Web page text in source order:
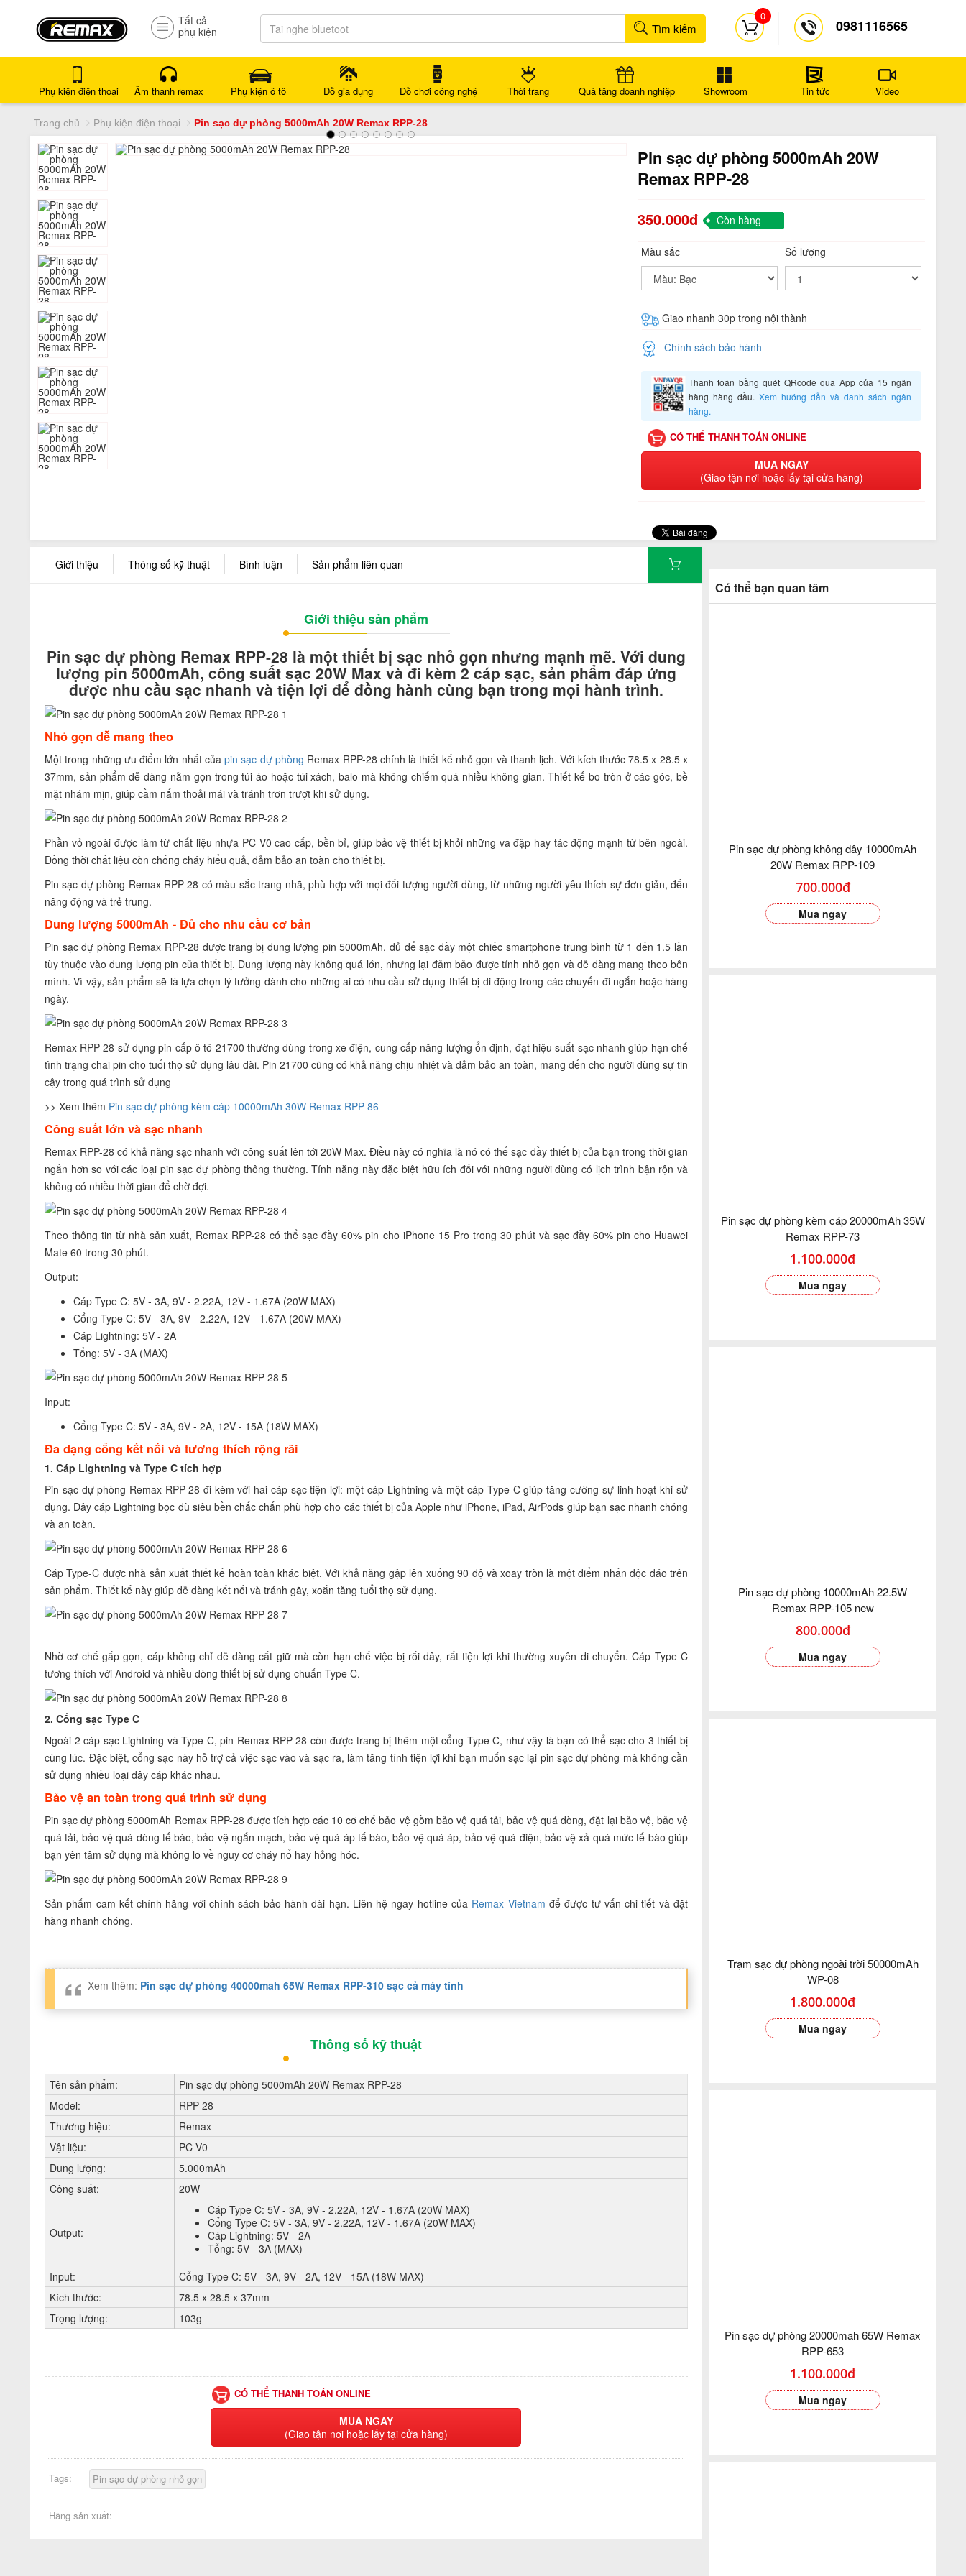
Tất cả
phụ kiện
Tìm kiếm
0
0981116565
Phụ kiện điện thoại Âm thanh remax Phụ kiện ô tô Đồ gia dụng Đồ chơi công nghệ Thời trang Quà tặng doanh nghiệp Showroom Tin tức Video
Liên hệ
Trang chủ Phụ kiện điện thoại Pin sạc dự phòng 5000mAh 20W Remax RPP-28
Pin sạc dự phòng 5000mAh 20W
Remax RPP-28
350.000đ Còn hàng
Màu sắc Số lượng
Giao nhanh 30p trong nội thành
Chính sách bảo hành
Thanh toán bằng quét QRcode qua App của 15 ngân
hàng hàng đầu. Xem hướng dẫn và danh sách ngân
hàng.
CÓ THỂ THANH TOÁN ONLINE
MUA NGAY
(Giao tận nơi hoặc lấy tại cửa hàng)
Giới thiệu Thông số kỹ thuật Bình luận Sản phẩm liên quan
Giới thiệu sản phẩm
Pin sạc dự phòng Remax RPP-28 là một thiết bị sạc nhỏ gọn nhưng mạnh mẽ. Với dung
lượng pin 5000mAh, công suất sạc 20W Max và đi kèm 2 cáp sạc, sản phẩm đáp ứng
được nhu cầu sạc nhanh và tiện lợi để đồng hành cùng bạn trong mọi hành trình.
Nhỏ gọn dễ mang theo
Một trong những ưu điểm lớn nhất củapin sạc dự phòng Remax RPP-28 chính là thiết kế nhỏ gọn và thanh lịch. Với kích thước 78.5 x 28.5 x
37mm, sản phẩm dễ dàng nằm gọn trong túi áo hoặc túi xách, balo mà không chiếm quá nhiều không gian. Thiết kế bo tròn ở các góc, bề
mặt nhám mịn, giúp cầm nắm thoải mái và tránh trơn trượt khi sử dụng.
Phần vỏ ngoài được làm từ chất liệu nhựa PC V0 cao cấp, bền bỉ, giúp bảo vệ thiết bị khỏi những va đập hay tác động mạnh từ bên ngoài.
Đồng thời chất liệu còn chống cháy hiểu quả, đảm bảo an toàn cho thiết bị.
Pin sạc dự phòng Remax RPP-28 có màu sắc trang nhã, phù hợp với mọi đối tượng người dùng, từ những người yêu thích sự đơn giản, đến
năng động và trẻ trung.
Dung lượng 5000mAh - Đủ cho nhu cầu cơ bản
Pin sạc dự phòng Remax RPP-28 được trang bị dung lượng pin 5000mAh, đủ để sạc đầy một chiếc smartphone trung bình từ 1 đến 1.5 lần
tùy thuộc vào dung lượng pin của thiết bị. Dung lượng này không quá lớn, nhưng lại đảm bảo được tính nhỏ gọn và dễ dàng mang theo bên
mình. Vì vậy, sản phẩm sẽ là lựa chọn lý tưởng dành cho những ai có nhu cầu sử dụng thiết bị di động trong các chuyến đi ngắn hoặc hàng
ngày.
Remax RPP-28 sử dụng pin cấp ô tô 21700 thường dùng trong xe điện, cung cấp năng lượng ổn định, đạt hiệu suất sạc nhanh giúp hạn chế
tình trạng chai pin cho tuổi thọ sử dụng lâu dài. Pin 21700 cũng có khả năng chịu nhiệt và đảm bảo an toàn, mang đến cho người dùng sự tin
cậy trong quá trình sử dụng
>> Xem thêm Pin sạc dự phòng kèm cáp 10000mAh 30W Remax RPP-86
Công suất lớn và sạc nhanh
Remax RPP-28 có khả năng sạc nhanh với công suất lên tới 20W Max. Điều này có nghĩa là nó có thể sạc đầy thiết bị của bạn trong thời gian
ngắn hơn so với các loại pin sạc dự phòng thông thường. Tính năng này đặc biệt hữu ích đối với những người dùng có lịch trình bận rộn và
không có nhiều thời gian để chờ đợi.
Theo thông tin từ nhà sản xuất, Remax RPP-28 có thể sạc đầy 60% pin cho iPhone 15 Pro trong 30 phút và sạc đầy 60% pin cho Huawei
Mate 60 trong 30 phút.
Output:
Cáp Type C: 5V - 3A, 9V - 2.22A, 12V - 1.67A (20W MAX)
Cổng Type C: 5V - 3A, 9V - 2.22A, 12V - 1.67A (20W MAX)
Cáp Lightning: 5V - 2A
Tổng: 5V - 3A (MAX)
Input:
Cổng Type C: 5V - 3A, 9V - 2A, 12V - 15A (18W MAX)
Đa dạng cổng kết nối và tương thích rộng rãi
1. Cáp Lightning và Type C tích hợp
Pin sạc dự phòng Remax RPP-28 đi kèm với hai cáp sạc tiện lợi: một cáp Lightning và một cáp Type-C giúp tăng cường sự linh hoạt khi sử
dụng. Dây cáp Lightning bọc dù siêu bền chắc chắn phù hợp cho các thiết bị của Apple như iPhone, iPad, AirPods giúp bạn sạc nhanh chóng
và an toàn.
Cáp Type-C được nhà sản xuất thiết kế hoàn toàn khác biệt. Với khả năng gập lên xuống 90 độ và xoay tròn là một điểm nhấn độc đáo trên
sản phẩm. Thiết kế này giúp dễ dàng kết nối và tránh gãy, xoắn tăng tuổi thọ sử dụng.
Nhờ cơ chế gấp gọn, cáp không chỉ dễ dàng cất giữ mà còn hạn chế việc bị rối dây, rất tiện lợi khi thường xuyên di chuyển. Cáp Type C
tương thích với Android và nhiều dòng thiết bị sử dụng chuẩn Type C.
2. Cổng sạc Type C
Ngoài 2 cáp sạc Lightning và Type C, pin Remax RPP-28 còn được trang bị thêm một cổng Type C, như vậy là bạn có thể sạc cho 3 thiết bị
cùng lúc. Đặc biệt, cổng sạc này hỗ trợ cả việc sạc vào và sạc ra, làm tăng tính tiện lợi khi bạn muốn sạc lại pin sạc dự phòng mà không cần
sử dụng nhiều loại dây cáp khác nhau.
Bảo vệ an toàn trong quá trình sử dụng
Pin sạc dự phòng 5000mAh Remax RPP-28 được tích hợp các 10 cơ chế bảo vệ gồm bảo vệ quá tải, bảo vệ quá dòng, đặt lại bảo vệ, bảo vệ
quá tải, bảo vệ quá dòng tế bào, bảo vệ ngắn mạch, bảo vệ quá áp tế bào, bảo vệ quá áp, bảo vệ quá điện, bảo vệ xả quá mức tế bào giúp
bạn yên tâm sử dụng mà không lo về nguy cơ cháy nổ hay hỏng hóc.
Sản phẩm cam kết chính hãng với chính sách bảo hành dài hạn. Liên hệ ngay hotline của Remax Vietnam để được tư vấn chi tiết và đặt
hàng nhanh chóng.
Xem thêm: Pin sạc dự phòng 40000mah 65W Remax RPP-310 sạc cả máy tính
Thông số kỹ thuật
Tên sản phẩm:
Pin sạc dự phòng 5000mAh 20W Remax RPP-28
Model:
RPP-28
Thương hiệu:
Remax
Vật liệu:
PC V0
Dung lượng:
5.000mAh
Công suất:
20W
Output:
Cáp Type C: 5V - 3A, 9V - 2.22A, 12V - 1.67A (20W MAX)
Cổng Type C: 5V - 3A, 9V - 2.22A, 12V - 1.67A (20W MAX)
Cáp Lightning: 5V - 2A
Tổng: 5V - 3A (MAX)
Input:
Cổng Type C: 5V - 3A, 9V - 2A, 12V - 15A (18W MAX)
Kích thước:
78.5 x 28.5 x 37mm
Trọng lượng:
103g
CÓ THỂ THANH TOÁN ONLINE
MUA NGAY
(Giao tận nơi hoặc lấy tại cửa hàng)
Tags: Pin sạc dự phòng nhỏ gọn
Hãng sản xuất:
Có thể bạn quan tâm
Pin sạc dự phòng không dây 10000mAh
20W Remax RPP-109
700.000đ
Mua ngay
Pin sạc dự phòng kèm cáp 20000mAh 35W
Remax RPP-73
1.100.000đ
Mua ngay
Pin sạc dự phòng 10000mAh 22.5W
Remax RPP-105 new
800.000đ
Mua ngay
Trạm sạc dự phòng ngoài trời 50000mAh
WP-08
1.800.000đ
Mua ngay
Pin sạc dự phòng 20000mah 65W Remax
RPP-653
1.100.000đ
Mua ngay